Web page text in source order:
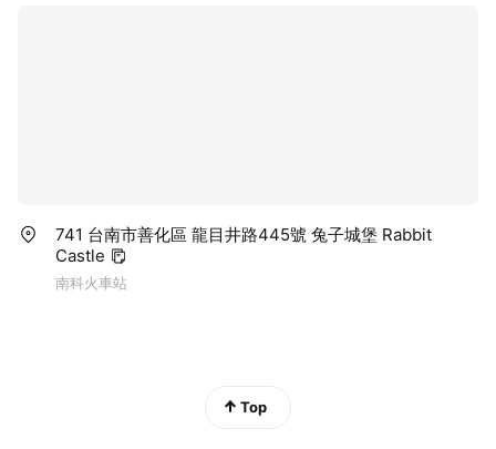
741 台南市善化區 龍目井路445號 兔子城堡 Rabbit
Castle
南科火車站
Top